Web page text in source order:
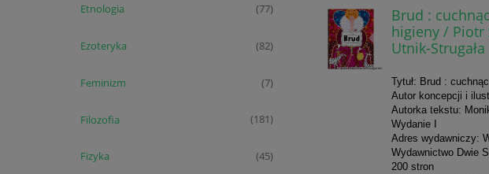
Etnologia (77)
Ezoteryka (82)
Feminizm (7)
Filozofia (181)
Fizyka (45)
Brud :
higieny / Piotr
Utnik-Strugała
Tytuł: Brud :
Autor koncepcji i
Autorka tekstu:
Wydanie I
Adres wydawniczy:
Wydawnictwo Dwie
200 stron